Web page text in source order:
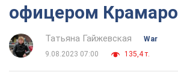
офицером
Татьяна Гайжевская
War
9.08.2023 07:00
135,4 т.